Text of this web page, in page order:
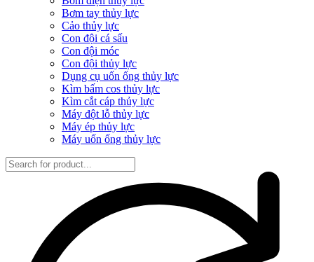
Bơm tay thủy lực
Cảo thủy lực
Con đội cá sấu
Con đội móc
Con đội thủy lực
Dụng cụ uốn ống thủy lực
Kìm bấm cos thủy lực
Kìm cắt cáp thủy lực
Máy đột lỗ thủy lực
Máy ép thủy lực
Máy uốn ống thủy lực